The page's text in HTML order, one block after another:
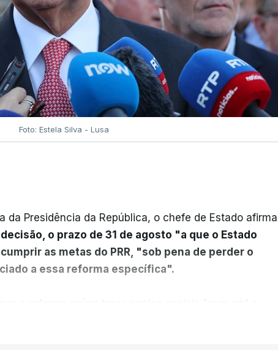
Foto: Estela Silva - Lusa
da Presidência da República, o chefe de Estado afirma
o prazo de 31 de agosto "a que o Estado
as metas do PRR, "sob pena de perder o
a essa reforma específica".